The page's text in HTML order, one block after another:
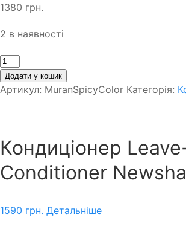
1380 грн.
2 в наявності
Кількість
Додати у кошик
Артикул: MuranSpicyColor Категорія:
Кондиціонер
Conditioner
1590 грн. Детальніше